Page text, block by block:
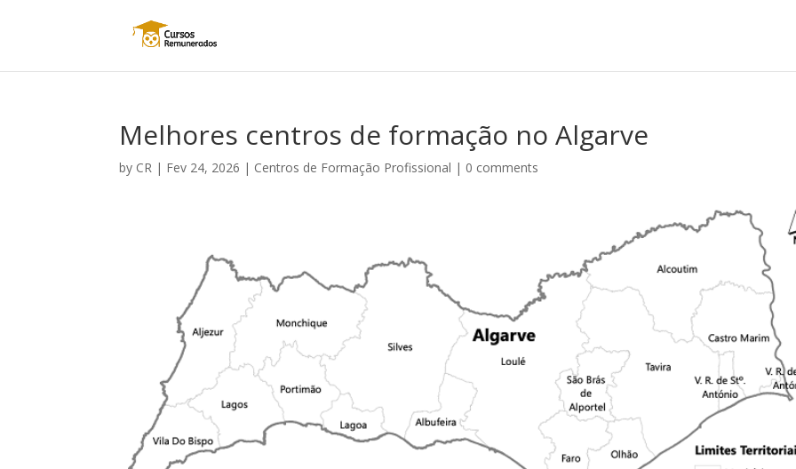
Melhores centros de formação no Algarve
by CR | Fev 24, 2026 | Centros de Formação Profissional | 0 comments